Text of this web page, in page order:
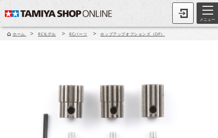
メニュー
ホーム > RCモデル > RCパーツ > ホップアップオプションズ（OP）